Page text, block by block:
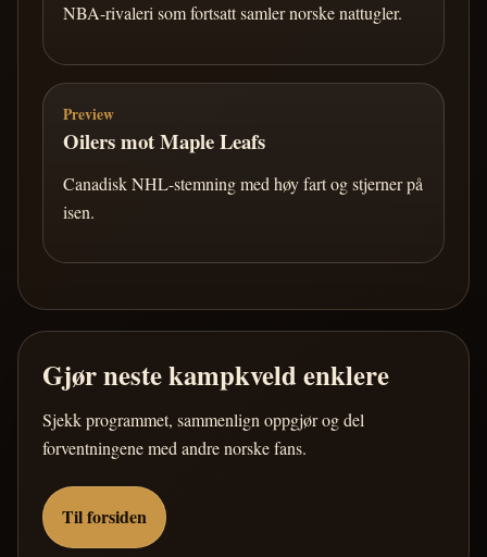
NBA-rivaleri som fortsatt samler norske nattugler.
Preview
Oilers mot Maple Leafs
Canadisk NHL-stemning med høy fart og stjerner på
isen.
Gjør neste kampkveld enklere
Sjekk programmet, sammenlign oppgjør og del
forventningene med andre norske fans.
Til forsiden